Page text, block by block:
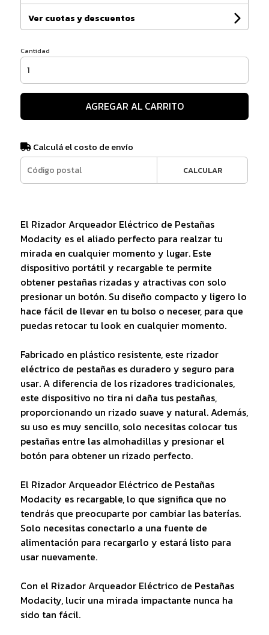
Ver cuotas y descuentos
Cantidad
AGREGAR AL CARRITO
Calculá el costo de envío
CALCULAR
El Rizador Arqueador Eléctrico de Pestañas
Modacity es el aliado perfecto para realzar tu
mirada en cualquier momento y lugar. Este
dispositivo portátil y recargable te permite
obtener pestañas rizadas y atractivas con solo
presionar un botón. Su diseño compacto y ligero lo
hace fácil de llevar en tu bolso o neceser, para que
puedas retocar tu look en cualquier momento.
Fabricado en plástico resistente, este rizador
eléctrico de pestañas es duradero y seguro para
usar. A diferencia de los rizadores tradicionales,
este dispositivo no tira ni daña tus pestañas,
proporcionando un rizado suave y natural. Además,
su uso es muy sencillo, solo necesitas colocar tus
pestañas entre las almohadillas y presionar el
botón para obtener un rizado perfecto.
El Rizador Arqueador Eléctrico de Pestañas
Modacity es recargable, lo que significa que no
tendrás que preocuparte por cambiar las baterías.
Solo necesitas conectarlo a una fuente de
alimentación para recargarlo y estará listo para
usar nuevamente.
Con el Rizador Arqueador Eléctrico de Pestañas
Modacity, lucir una mirada impactante nunca ha
sido tan fácil.